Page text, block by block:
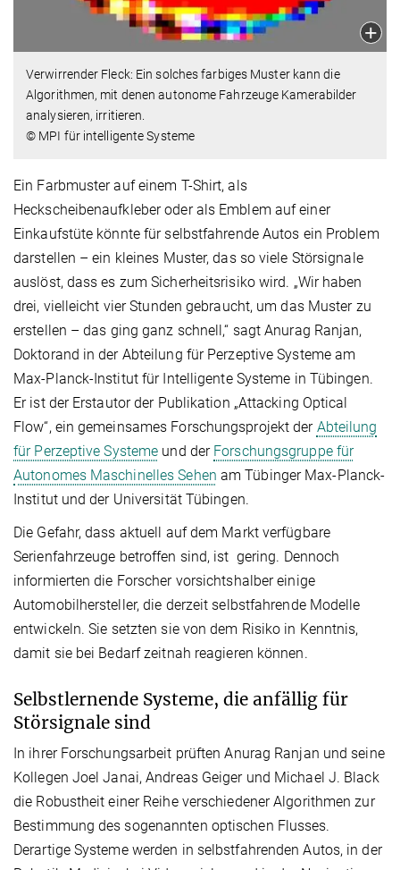
Verwirrender Fleck: Ein solches farbiges Muster kann die
Algorithmen, mit denen autonome Fahrzeuge Kamerabilder
analysieren, irritieren.
© MPI für intelligente Systeme
Ein Farbmuster auf einem T-Shirt, als
Heckscheibenaufkleber oder als Emblem auf einer
Einkaufstüte könnte für selbstfahrende Autos ein Problem
darstellen – ein kleines Muster, das so viele Störsignale
auslöst, dass es zum Sicherheitsrisiko wird. „Wir haben
drei, vielleicht vier Stunden gebraucht, um das Muster zu
erstellen – das ging ganz schnell,“ sagt Anurag Ranjan,
Doktorand in der Abteilung für Perzeptive Systeme am
Max-Planck-Institut für Intelligente Systeme in Tübingen.
Er ist der Erstautor der Publikation „Attacking Optical
Flow“, ein gemeinsames Forschungsprojekt der Abteilung
für Perzeptive Systeme und der Forschungsgruppe für
Autonomes Maschinelles Sehen am Tübinger Max-Planck-
Institut und der Universität Tübingen.
Die Gefahr, dass aktuell auf dem Markt verfügbare
Serienfahrzeuge betroffen sind, ist gering. Dennoch
informierten die Forscher vorsichtshalber einige
Automobilhersteller, die derzeit selbstfahrende Modelle
entwickeln. Sie setzten sie von dem Risiko in Kenntnis,
damit sie bei Bedarf zeitnah reagieren können.
Selbstlernende Systeme, die anfällig für
Störsignale sind
In ihrer Forschungsarbeit prüften Anurag Ranjan und seine
Kollegen Joel Janai, Andreas Geiger und Michael J. Black
die Robustheit einer Reihe verschiedener Algorithmen zur
Bestimmung des sogenannten optischen Flusses.
Derartige Systeme werden in selbstfahrenden Autos, in der